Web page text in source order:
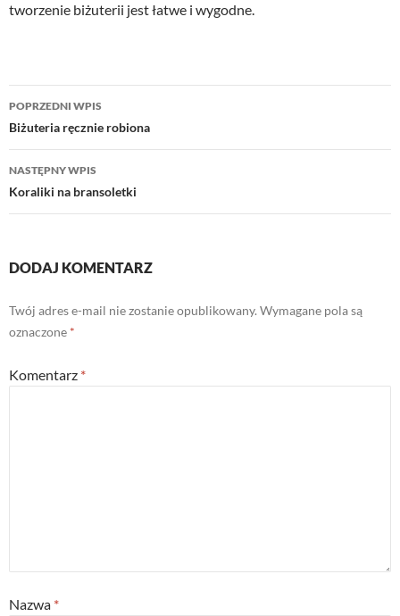
tworzenie biżuterii jest łatwe i wygodne.
Nawigacja
wpisu
POPRZEDNI WPIS
Biżuteria ręcznie robiona
NASTĘPNY WPIS
Koraliki na bransoletki
DODAJ KOMENTARZ
Twój adres e-mail nie zostanie opublikowany. Wymagane pola są
oznaczone *
Komentarz *
Nazwa *